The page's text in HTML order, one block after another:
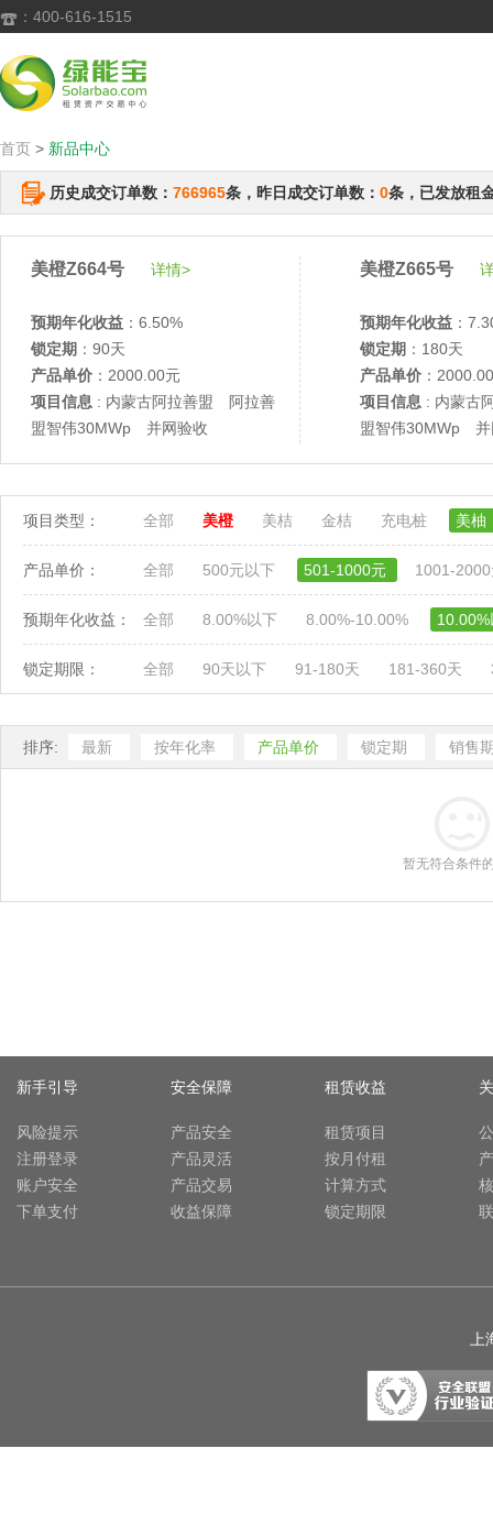
 ：400-616-1515
首页 > 新品中心
历史成交订单数： 766965条，昨日成交订单数： 0条，已发放租
美橙Z664号 详情>
预期年化收益 ：6.50%
锁定期 ：90天
产品单价 ：2000.00元
项目信息 : 内蒙古阿拉善盟 阿拉善
盟智伟30MWp 并网验收
美橙Z665号
预期年化收益 ：
锁定期 ：180天
产品单价 ：
项目信息 : 内蒙古
盟智伟30MWp 并
项目类型： 全部 美橙 美桔 金桔 充电桩 美柚
产品单价： 全部 500元以下 501-1000元 1001-
预期年化收益： 全部 8.00%以下 8.00%-10.00%
锁定期限： 全部 90天以下 91-180天 181-360天
排序: 最新 按年化率 产品单价 锁定期 销售
暂无符合条件
新手引导
风险提示
注册登录
账户安全
下单支付
安全保障
产品安全
产品灵活
产品交易
收益保障
租赁收益
租赁项目
按月付租
计算方式
锁定期限